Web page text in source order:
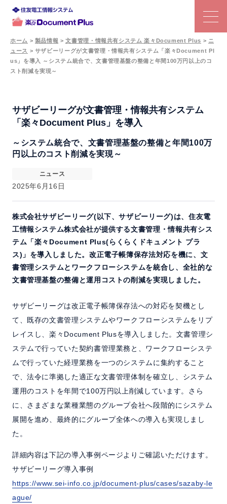
特長
機能
利用シーン
事例
価格
よくある質問
セミナー
お問い合わせ／資料請求
ホーム製品情報 会社情報採用情報
ホーム > 製品情報 >文書管理・情報共有システム 楽々Document Plus > ニ
ュース > サザビーリーグが文書管理・情報共有システム「楽々Document Pl
us」を導入 ～システム統合で、文書管理基盤の整備と年間100万円以上のコ
スト削減を実現～
サザビーリーグが文書管理・情報共有システム
「楽々Document Plus」を導入
～システム統合で、文書管理基盤の整備と年間100万
円以上のコスト削減を実現～
ニュース
2025年6月16日
株式会社サザビーリーグ(以下、サザビーリーグ)は、住友電
工情報システム株式会社が提供する文書管理・情報共有シス
テム「楽々Document Plus(らくらくドキュメント プラ
ス)」を導入しました。改正電子帳簿保存法対応を機に、文
書管理システムとワークフローシステムを統合し、全社的な
文書管理基盤の整備と運用コストの削減を実現しました。
サザビーリーグは改正電子帳簿保存法への対応を契機とし
て、既存の文書管理システムやワークフローシステムをリプ
レイスし、楽々Document Plusを導入しました。文書管理シ
ステムで行っていた契約書管理業務と、ワークフローシステ
ムで行っていた経理業務を一つのシステムに集約すること
で、法令に準拠した適正な文書管理体制を確立し、システム
運用のコストを年間で100万円以上削減しています。さら
に、さまざまな業種業態のグループ会社へ段階的にシステム
展開を進め、最終的にグループ全体への導入も実現しまし
た。
詳細内容は下記の導入事例ページよりご確認いただけます。
サザビーリーグ導入事例
https://www.sei-info.co.jp/document-plus/cases/sazaby-le
ague/